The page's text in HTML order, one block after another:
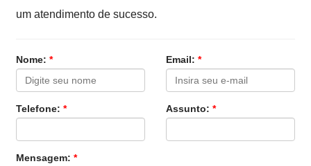
um atendimento de sucesso.
Nome:* Email: *
Telefone:* Assunto: *
Mensagem:*